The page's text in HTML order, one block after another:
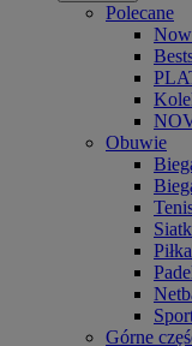
Polecane
Obuwie
Górne